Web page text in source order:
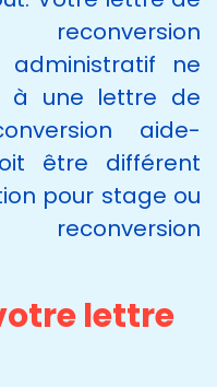
administratif ne
à une lettre de
aide-
être différent
pour stage ou
lettre